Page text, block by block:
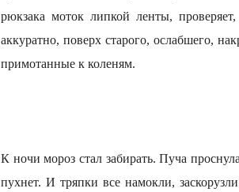
рюкзака моток липкой ленты,
аккуратно, поверх старого, ослабшего,
примотанные к коленям.
К ночи мороз стал забирать. Пуча
пухнет. И тряпки все намокли,